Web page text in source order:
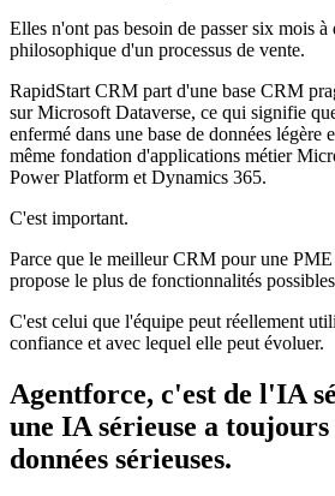
Elles n'ont pas besoin de passer six mois à
philosophique d'un processus de vente.
RapidStart CRM part d'une base CRM
sur Microsoft Dataverse, ce qui signifie
enfermé dans une base de données légère
même fondation d'applications métier
Power Platform et Dynamics 365.
C'est important.
Parce que le meilleur CRM pour une
propose le plus de fonctionnalités
C'est celui que l'équipe peut réellement
confiance et avec lequel elle peut évoluer.
Agentforce, c'est de l'IA
une IA sérieuse a toujours
données sérieuses.